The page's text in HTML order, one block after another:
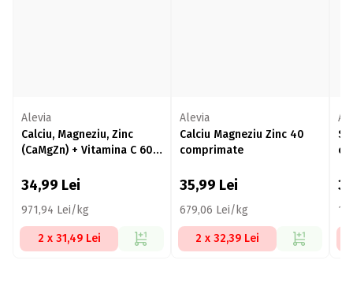
Alevia
Calciu, Magneziu, Zinc
(CaMgZn) + Vitamina C 60
34,99 Lei
971,94 Lei/kg
2 x 31,49 Lei
Alevia
Calciu Magneziu Zinc 40
comprimate
35,99 Lei
679,06 Lei/kg
2 x 32,39 Lei